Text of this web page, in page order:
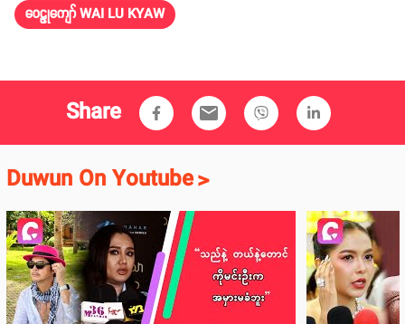
ဝေဠုကျော် WAI LU KYAW
Share email
Duwun On Youtube>